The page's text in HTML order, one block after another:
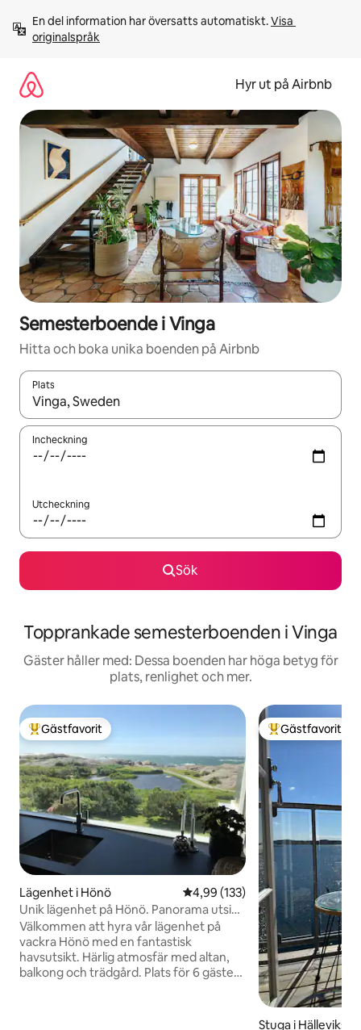
innehåll
En del information har översatts automatiskt. Visa
originalspråk
Hyr ut på Airbnb
Semesterboende i Vinga
Hitta och boka unika boenden på Airbnb
Plats
När resultaten är tillgängliga kan du navigera med upp- och
Incheckning
Utcheckning
Sök
Topprankade semesterboenden i Vinga
Gäster håller med: Dessa boenden har höga betyg för
plats, renlighet och mer.
Populär gästfavorit
Gästfavorit
Lägenhet i Hönö 4,99 av 5 i genomsnittligt
4,99 (133)
Unik lägenhet på Hönö. Panorama utsikt
över havet.
Välkommen att hyra vår lägenhet på
vackra Hönö med en fantastisk
havsutsikt. Härlig atmosfär med altan,
balkong och trädgård. Plats för 6 gäster,
Populär
Gästfavorit
Stuga i